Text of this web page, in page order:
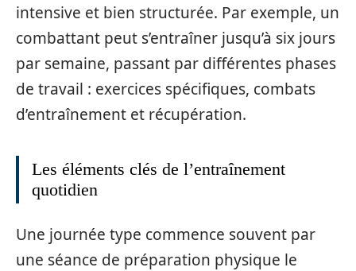
intensive et bien structurée. Par exemple, un
combattant peut s’entraîner jusqu’à six jours
par semaine, passant par différentes phases
de travail : exercices spécifiques, combats
d’entraînement et récupération.
Les éléments clés de l’entraînement
quotidien
Une journée type commence souvent par
une séance de préparation physique le